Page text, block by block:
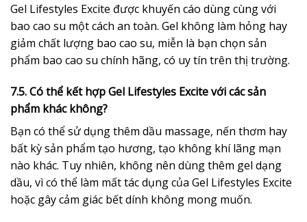
Gel Lifestyles Excite được khuyến cáo dùng cùng với
bao cao su một cách an toàn. Gel không làm hỏng hay
giảm chất lượng bao cao su, miễn là bạn chọn sản
phẩm bao cao su chính hãng, có uy tín trên thị trường.
7.5. Có thể kết hợp Gel Lifestyles Excite với các sản
phẩm khác không?
Bạn có thể sử dụng thêm dầu massage, nến thơm hay
bất kỳ sản phẩm tạo hương, tạo không khí lãng mạn
nào khác. Tuy nhiên, không nên dùng thêm gel dạng
dầu, vì có thể làm mất tác dụng của Gel Lifestyles Excite
hoặc gây cảm giác bết dính không mong muốn.